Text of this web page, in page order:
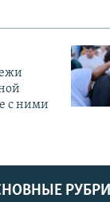
с ними